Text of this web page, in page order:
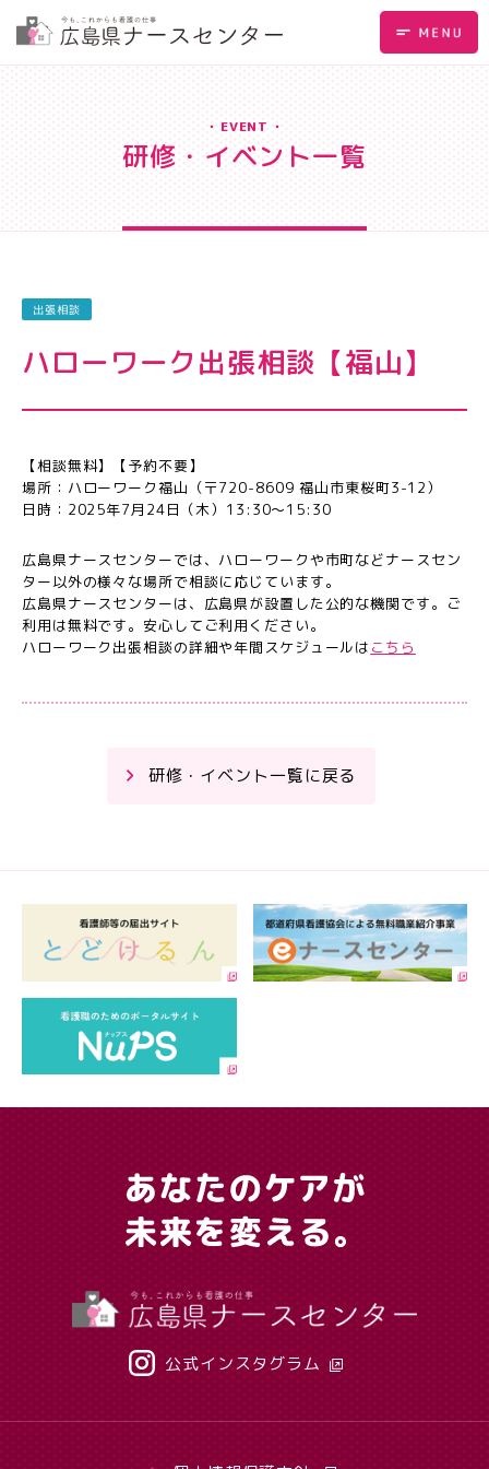
EVENT
研修・イベント一覧
出張相談
ハローワーク出張相談【福山】
【相談無料】【予約不要】
場所：ハローワーク福山（〒720-8609 福山市東桜町3-12）
日時：2025年7月24日（木）13:30～15:30
広島県ナースセンターでは、ハローワークや市町などナースセン
ター以外の様々な場所で相談に応じています。
広島県ナースセンターは、広島県が設置した公的な機関です。ご
利用は無料です。安心してご利用ください。
ハローワーク出張相談の詳細や年間スケジュールは こちら
研修・イベント一覧に戻る
公式インスタグラム